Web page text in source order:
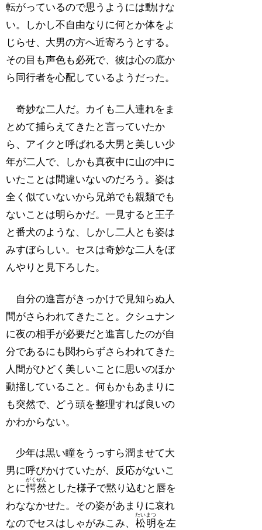
転がっているので思うようには動けな
い。しかし不自由なりに何とか体をよ
じらせ、大男の方へ近寄ろうとする。
その目も声色も必死で、彼は心の底か
ら同行者を心配しているようだった。
奇妙な二人だ。カイも二人連れをま
とめて捕らえてきたと言っていたか
ら、アイクと呼ばれる大男と美しい少
年が二人で、しかも真夜中に山の中に
いたことは間違いないのだろう。姿は
全く似ていないから兄弟でも親類でも
ないことは明らかだ。一見すると王子
と番犬のような、しかし二人とも姿は
みすぼらしい。セスは奇妙な二人をぼ
んやりと見下ろした。
自分の進言がきっかけで見知らぬ人
間がさらわれてきたこと。クシュナン
に夜の相手が必要だと進言したのが自
分であるにも関わらずさらわれてきた
人間がひどく美しいことに思いのほか
動揺していること。何もかもあまりに
も突然で、どう頭を整理すれば良いの
かわからない。
少年は黒い瞳をうっすら潤ませて大
男に呼びかけていたが、反応がないこ
とに愕然
がくぜん
とした様子で黙り込むと唇を
わななかせた。その姿があまりに哀れ
なのでセスはしゃがみこみ、 松明
たいまつ
を左